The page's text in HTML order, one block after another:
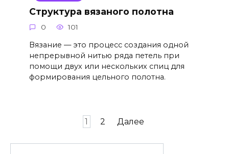
Структура вязаного полотна
0 101
Вязание — это процесс создания одной
непрерывной нитью ряда петель при
помощи двух или нескольких спиц для
формирования цельного полотна.
1 2 Далее